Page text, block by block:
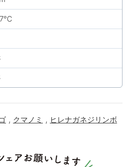
, クマノミ , ヒレナガネジリンボ